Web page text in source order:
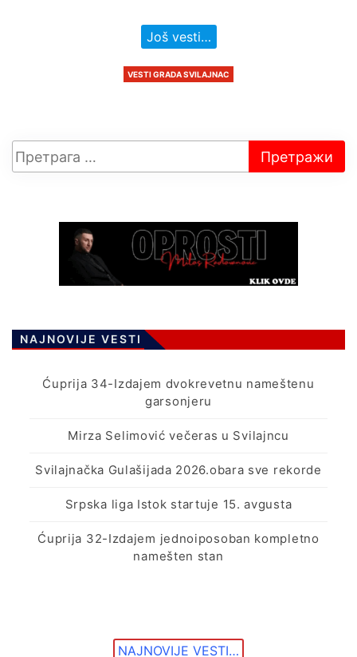
Još vesti…
VESTI GRADA SVILAJNAC
NAJNOVIJE VESTI
Ćuprija 34-Izdajem dvokrevetnu nameštenu
garsonjeru
Mirza Selimović večeras u Svilajncu
Svilajnačka Gulašijada 2026.obara sve rekorde
Srpska liga Istok startuje 15. avgusta
Ćuprija 32-Izdajem jednoiposoban kompletno
namešten stan
NAJNOVIJE VESTI…